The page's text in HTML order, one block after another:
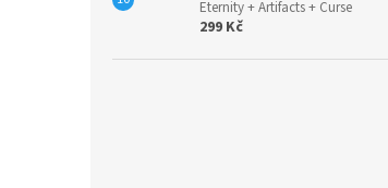
Eternity + Artifacts + Curse
299 Kč